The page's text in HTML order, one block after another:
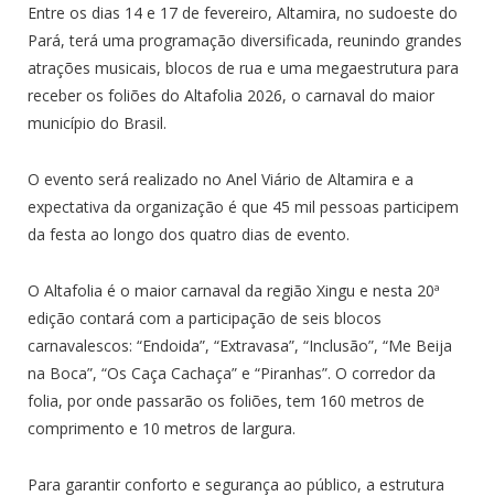
Entre os dias 14 e 17 de fevereiro, Altamira, no sudoeste do
Pará, terá uma programação diversificada, reunindo grandes
atrações musicais, blocos de rua e uma megaestrutura para
receber os foliões do Altafolia 2026, o carnaval do maior
município do Brasil.
O evento será realizado no Anel Viário de Altamira e a
expectativa da organização é que 45 mil pessoas participem
da festa ao longo dos quatro dias de evento.
O Altafolia é o maior carnaval da região Xingu e nesta 20ª
edição contará com a participação de seis blocos
carnavalescos: “Endoida”, “Extravasa”, “Inclusão”, “Me Beija
na Boca”, “Os Caça Cachaça” e “Piranhas”. O corredor da
folia, por onde passarão os foliões, tem 160 metros de
comprimento e 10 metros de largura.
Para garantir conforto e segurança ao público, a estrutura